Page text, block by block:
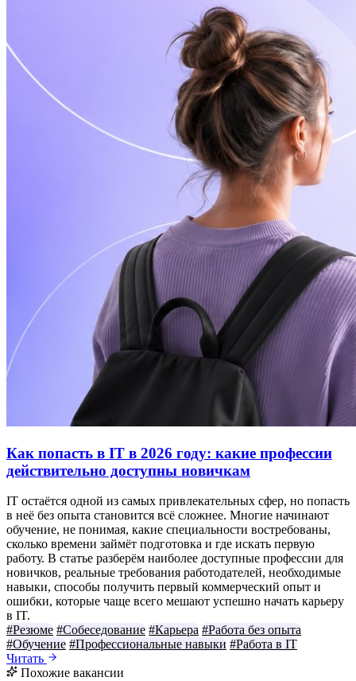
Как попасть в IT в 2026 году: какие профессии
действительно доступны новичкам
IT остаётся одной из самых привлекательных сфер, но попасть
в неё без опыта становится всё сложнее. Многие начинают
обучение, не понимая, какие специальности востребованы,
сколько времени займёт подготовка и где искать первую
работу. В статье разберём наиболее доступные профессии для
новичков, реальные требования работодателей, необходимые
навыки, способы получить первый коммерческий опыт и
ошибки, которые чаще всего мешают успешно начать карьеру
в IT.
#Резюме #Собеседование #Карьера #Работа без опыта
#Обучение #Профессиональные навыки #Работа в IT
Читать
Похожие вакансии